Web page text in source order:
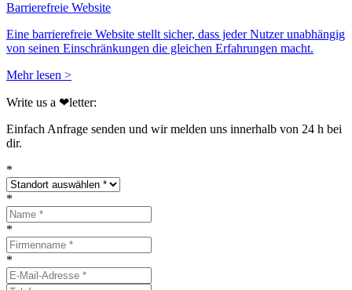
Barrierefreie Website
Eine barrierefreie Website stellt sicher, dass jeder Nutzer unabhängig
von seinen Einschränkungen die gleichen Erfahrungen macht.
Mehr lesen >
Write us a ❤︎letter:
Einfach Anfrage senden und wir melden uns innerhalb von 24 h bei
dir.
*
*
*
*